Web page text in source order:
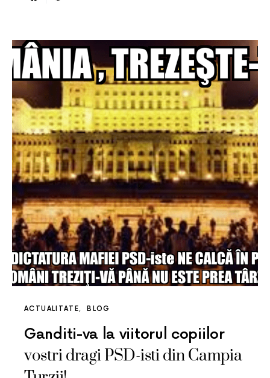
ACTUALITATE BLOG
Ganditi-va la viitorul copiilor
vostri dragi PSD-isti din Campia